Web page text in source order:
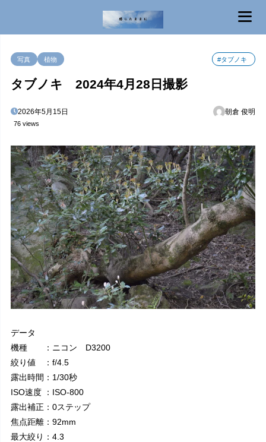
写真 植物 #タブノキ
タブノキ 2024年4月28日撮影
2026年5月15日 朝倉 俊明
76 views
データ
機種 ：ニコン D3200
絞り値 ：f/4.5
露出時間：1/30秒
ISO速度 ：ISO-800
露出補正：0ステップ
焦点距離：92mm
最大絞り：4.3